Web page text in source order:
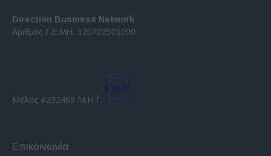
Direction Business Network
Αριθμός Γ.Ε.ΜΗ. 125702501000
Μέλος #232469 Μ.Η.Τ.
Επικοινωνία